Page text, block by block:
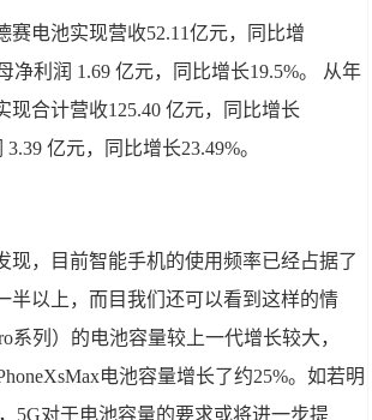
赛电池实现营收52.11亿元，同比增
净利润 1.69 亿元，同比增长19.5%。 从年
现合计营收125.40 亿元，同比增长
亿元，同比增长23.49%。
现，目前智能手机的使用频率已经占据了
半以上，而目我们还可以看到这样的情
系列）的电池容量较上一代增长较大，
电池容量增长了约25%。如若明
5G对于电池容量的要求或将进一步提